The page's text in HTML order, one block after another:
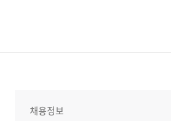
채용정보